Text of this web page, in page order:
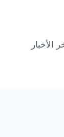
الأخبار